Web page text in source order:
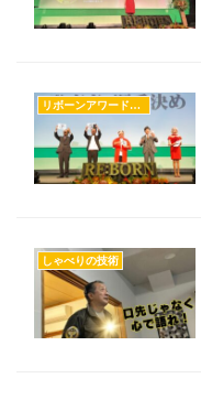
リボーンアワードのすべて
しゃべりの技術